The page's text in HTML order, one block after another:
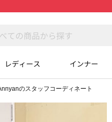
レディース インナー
のスタッフコーディネート